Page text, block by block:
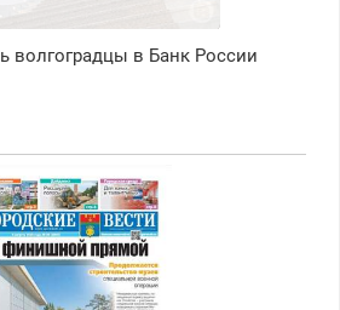
волгоградцы в Банк России